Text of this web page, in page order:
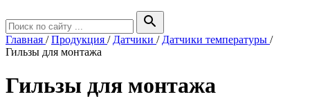
search
Главная /Продукция / Датчики / Датчики температуры /
Гильзы для монтажа
Гильзы для монтажа